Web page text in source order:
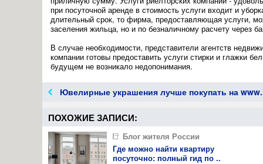
03.11.14
23:42:00
при посуточной аренде в стоимость услуги входит и
длительный срок, то фирма, предоставляющая услуги,
заселения жильца, но и по безналичному расчету через
В случае необходимости, представители агентств
компании готовы предоставить услуги стирки и глажки
будущем не возникало недопонимания.
Ювелирные украшения лучше покупать на
ПОХОЖИЕ ЗАПИСИ:
Блог жителя России
Где можно найти квартиру
посуточно: полный гид по ..